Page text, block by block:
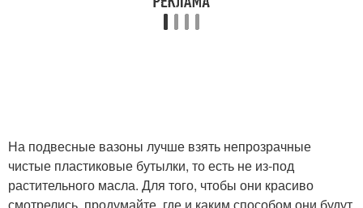
На подвесные вазоны лучше взять непрозрачные
чистые пластиковые бутылки, то есть не из-под
растительного масла. Для того, чтобы они красиво